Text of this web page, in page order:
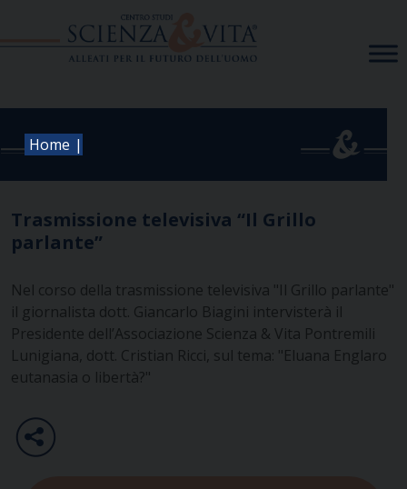
Home |
Trasmissione televisiva “Il Grillo
parlante”
Nel corso della trasmissione televisiva "Il Grillo parlante"
il giornalista dott. Giancarlo Biagini intervisterà il
Presidente dell’Associazione Scienza & Vita Pontremili
Lunigiana, dott. Cristian Ricci, sul tema: "Eluana Englaro
eutanasia o libertà?"